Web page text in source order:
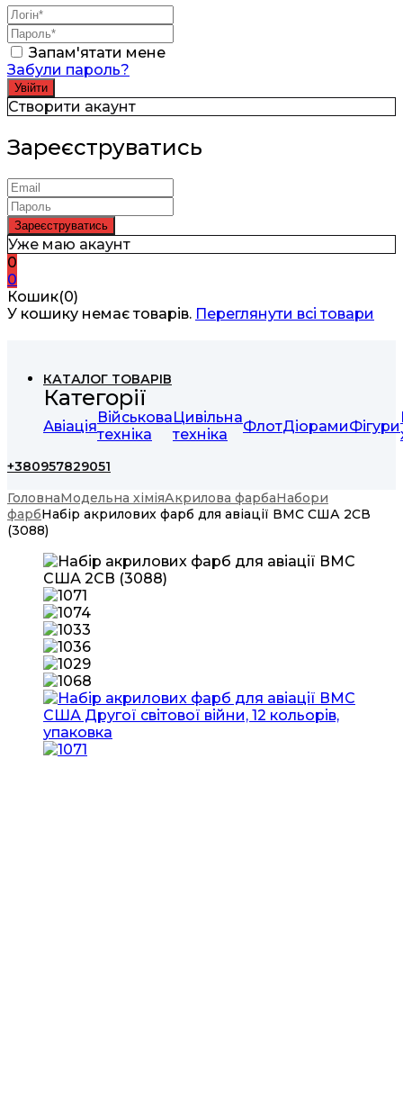
Запам'ятати мене
Забули пароль?
Створити акаунт
Зареєструватись
Уже маю акаунт
0
0
Кошик(0)
У кошику немає товарів. Переглянути всі товари
КАТАЛОГ ТОВАРІВ
Категорії
АвіаціяВійськова
техніка
Цивільна
техніка
ФлотДіорамиФігури
+380957829051
ГоловнаМодельна хіміяАкрилова фарбаНабори
фарбНабір акрилових фарб для авіації ВМС США 2СВ
(3088)